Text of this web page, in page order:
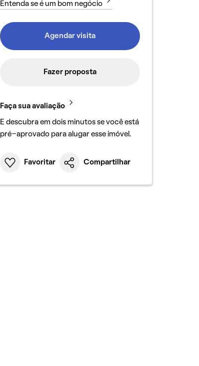
Entenda se é um bom negócio
Agendar visita
Fazer proposta
Faça sua avaliação
E descubra em dois minutos se você está
pré-aprovado para alugar esse imóvel.
Favoritar Compartilhar